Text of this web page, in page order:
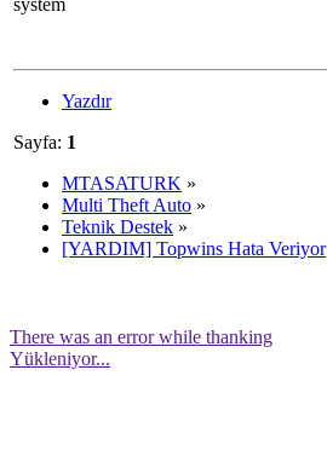
Yazdır
Sayfa: 1
MTASATURK »
Multi Theft Auto »
Teknik Destek »
[YARDIM] Topwins Hata Veriyor
There was an error while thanking
Yükleniyor...